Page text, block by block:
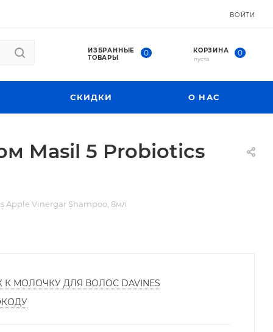
ВОЙТИ
ИЗБРАННЫЕ
ТОВАРЫ
0 КОРЗИНА 0
пуста
СКИДКИ О НАС
Masil 5 Probiotics
Apple Vinergar Shampoo, 8мл
МОЛОЧКУ ДЛЯ ВОЛОС DAVINES